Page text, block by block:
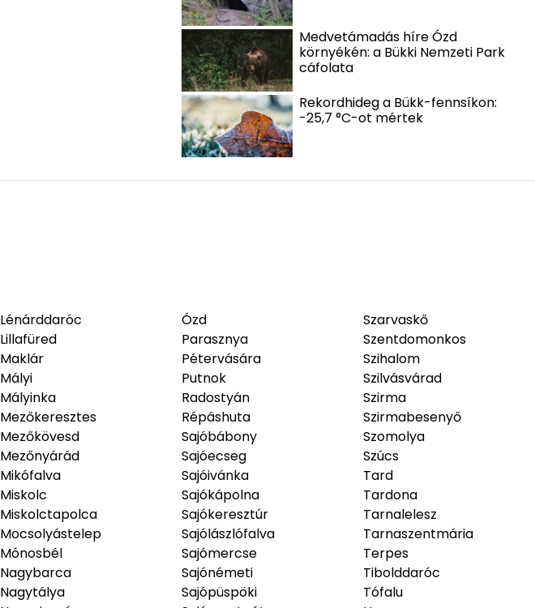
Medvetámadás híre Ózd
környékén: a Bükki Nemzeti Park
cáfolata
Rekordhideg a Bükk-fennsíkon:
-25,7 °C-ot mértek
Lénárddaróc
Lillafüred
Maklár
Mályi
Mályinka
Mezőkeresztes
Mezőkövesd
Mezőnyárád
Mikófalva
Miskolc
Miskolctapolca
Mocsolyástelep
Mónosbél
Nagybarca
Nagytálya
Ózd
Parasznya
Pétervására
Putnok
Radostyán
Répáshuta
Sajóbábony
Sajóecseg
Sajóivánka
Sajókápolna
Sajókeresztúr
Sajólászlófalva
Sajómercse
Sajónémeti
Sajópüspöki
Szarvaskő
Szentdomonkos
Szihalom
Szilvásvárad
Szirma
Szirmabesenyő
Szomolya
Szúcs
Tard
Tardona
Tarnalelesz
Tarnaszentmária
Terpes
Tibolddaróc
Tófalu